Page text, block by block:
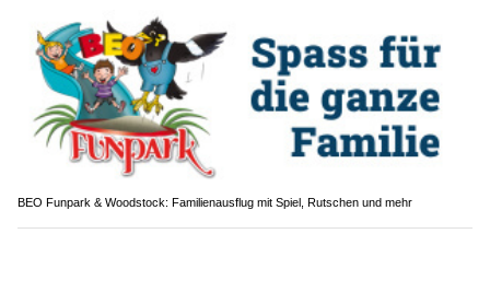
BEO Funpark & Woodstock: Familienausflug mit Spiel, Rutschen und mehr